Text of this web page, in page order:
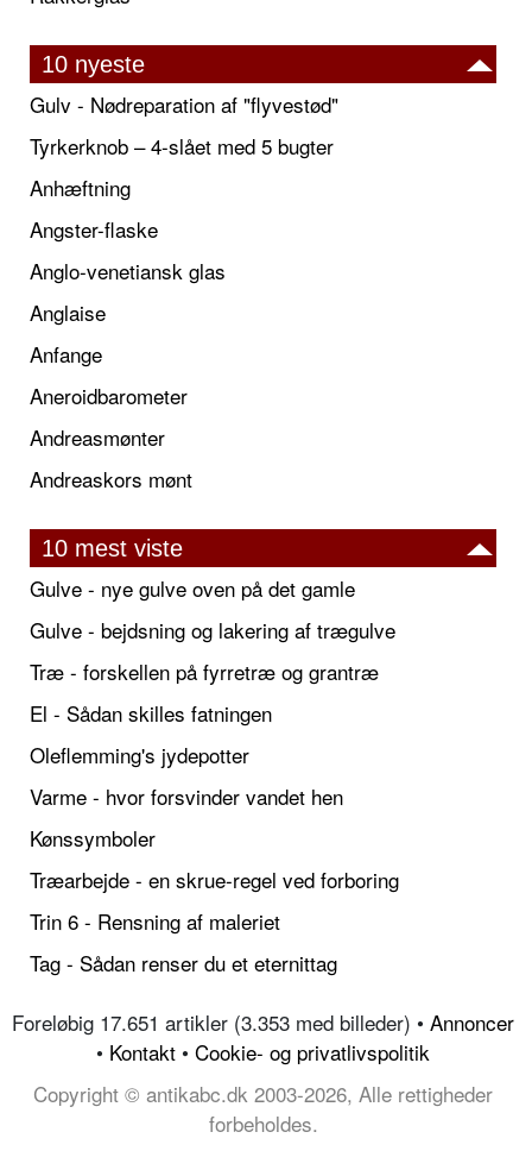
10 nyeste
Gulv - Nødreparation af "flyvestød"
Tyrkerknob – 4-slået med 5 bugter
Anhæftning
Angster-flaske
Anglo-venetiansk glas
Anglaise
Anfange
Aneroidbarometer
Andreasmønter
Andreaskors mønt
10 mest viste
Gulve - nye gulve oven på det gamle
Gulve - bejdsning og lakering af trægulve
Træ - forskellen på fyrretræ og grantræ
El - Sådan skilles fatningen
Oleflemming's jydepotter
Varme - hvor forsvinder vandet hen
Kønssymboler
Træarbejde - en skrue-regel ved forboring
Trin 6 - Rensning af maleriet
Tag - Sådan renser du et eternittag
Foreløbig 17.651 artikler (3.353 med billeder) • Annoncer
• Kontakt • Cookie- og privatlivspolitik
Copyright © antikabc.dk 2003-2026, Alle rettigheder
forbeholdes.